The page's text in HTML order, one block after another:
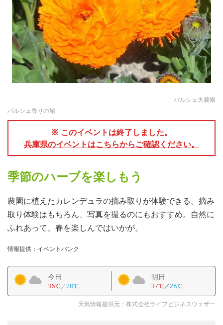
パルシェ大農園
パルシェ香りの館
※ このイベントは終了しました。
兵庫県のイベントはこちらからご確認ください。
季節のハーブを楽しもう
農園に植えたカレンデュラの摘み取りが体験できる。摘み
取り体験はもちろん、写真を撮るのにもおすすめ。自然に
ふれあって、春を楽しんではいかが。
情報提供：イベントバンク
今日
36℃／28℃
明日
37℃／28℃
天気情報提供元：株式会社ライフビジネスウェザー